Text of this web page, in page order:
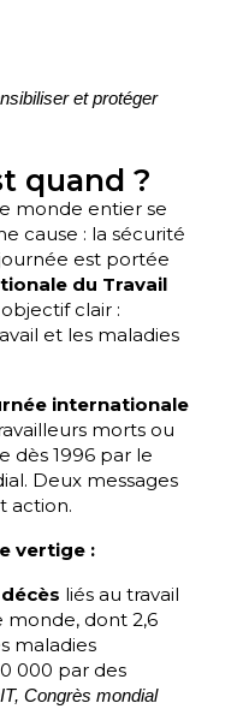
et protéger
quand ?
monde entier se
cause : la sécurité
est portée
du Travail
clair :
et les maladies
internationale
morts ou
dès 1996 par le
Deux messages
action.
vertige :
liés au travail
monde, dont 2,6
maladies
000 par des
Congrès mondial